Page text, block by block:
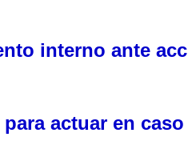
interno ante
actuar en